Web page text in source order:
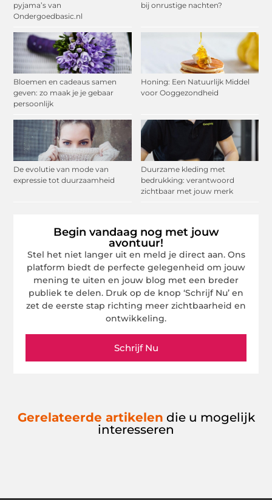
pyjama’s van
Ondergoedbasic.nl
bij onrustige nachten?
Bloemen en cadeaus samen
geven: zo maak je je gebaar
persoonlijk
Honing: Een Natuurlijk Middel
voor Ooggezondheid
De evolutie van mode van
expressie tot duurzaamheid
Duurzame kleding met
bedrukking: verantwoord
zichtbaar met jouw merk
Begin vandaag nog met jouw
avontuur!
Stel het niet langer uit en meld je direct aan. Ons
platform biedt de perfecte gelegenheid om jouw
mening te uiten en jouw blog met een breder
publiek te delen. Druk op de knop ‘Schrijf Nu’ en
zet de eerste stap richting meer zichtbaarheid en
ontwikkeling.
Schrijf Nu
Gerelateerde artikelen die u mogelijk
interesseren